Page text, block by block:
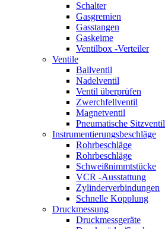
Schalter
Gasgremien
Gasstangen
Gaskeime
Ventilbox -Verteiler
Ventile
Ballventil
Nadelventil
Ventil überprüfen
Zwerchfellventil
Magnetventil
Pneumatische Sitzventil
Instrumentierungsbeschläge
Rohrbeschläge
Rohrbeschläge
Schweißnimmtstücke
VCR -Ausstattung
Zylinderverbindungen
Schnelle Kopplung
Druckmessung
Druckmessgeräte